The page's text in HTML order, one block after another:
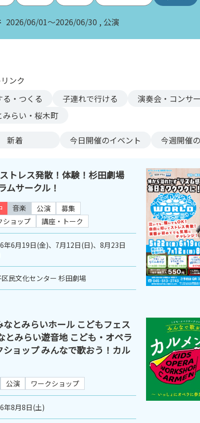
2026/06/01～2026/06/30 公演
ンク
る・つくる
子連れで行ける 演奏会・コンサ
みらい・桜木町
新着 今日開催のイベント 今週開催
トレス発散！体験！杉田劇場
ムサークル！
音楽 公演
募集
ショップ
講座・トーク
年6月19日(金)、7月12日(日)、8月23日
民文化センター 杉田劇場
なとみらいホール こどもフェス
とみらい遊音地 こども・オペラ
ショップ みんなで歌おう！カル
公演 ワークショップ
年8月8日(土)